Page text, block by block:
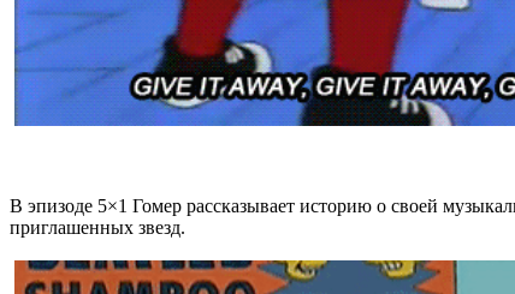
В эпизоде 5×1 Гомер рассказывает историю о своей
приглашенных звезд.